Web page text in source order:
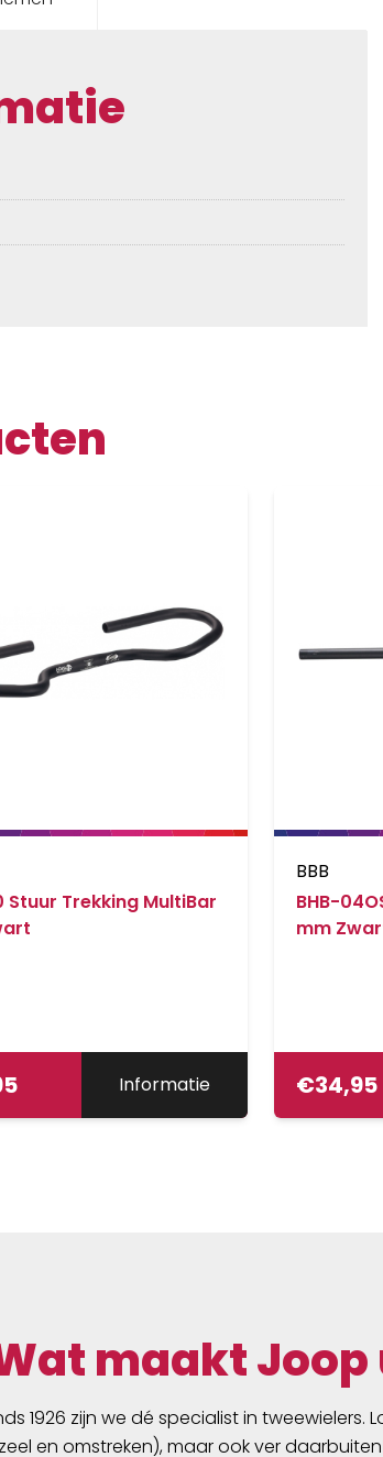
Stuur Trekking MultiBar
Informatie
BBB
BHB-
mm
€34,95
maakt Joop
1926 zijn we dé specialist in tweewielers.
en omstreken), maar ook ver